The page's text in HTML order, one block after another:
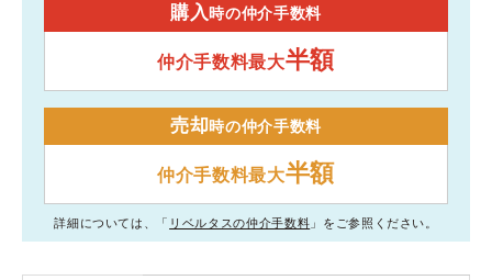
購入時の仲介手数料
仲介手数料最大半額
売却時の仲介手数料
仲介手数料最大半額
詳細については、「 リベルタスの仲介手数料 」をご参照ください。